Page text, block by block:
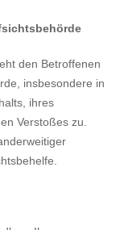
den Betroffenen
insbesondere in
ihres
Verstoßes zu.